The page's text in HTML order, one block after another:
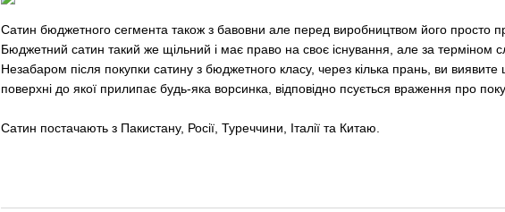
Сатин бюджетного сегмента також з бавовни але перед виробництвом його просто
Бюджетний сатин такий же щільний і має право на своє існування, але за терміном
Незабаром після покупки сатину з бюджетного класу, через кілька прань, ви
поверхні до якої прилипає будь-яка ворсинка, відповідно псується враження про
Сатин постачають з Пакистану, Росії, Туреччини, Італії та Китаю.